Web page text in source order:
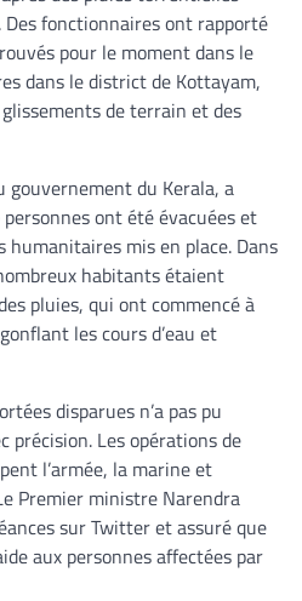
fonctionnaires ont rapporté
pour le moment dans le
dans le district de Kottayam,
de terrain et des
gouvernement du Kerala, a
ont été évacuées et
mis en place. Dans
habitants étaient
pluies, qui ont commencé à
les cours d’eau et
disparues n’a pas pu
précision. Les opérations de
l’armée, la marine et
Premier ministre Narendra
sur Twitter et assuré que
aux personnes affectées par